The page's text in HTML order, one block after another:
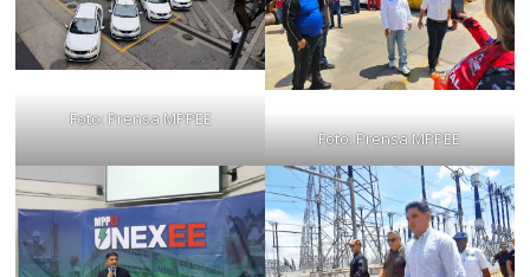
Foto: Prensa MPPEE
Foto: Prensa MPPEE